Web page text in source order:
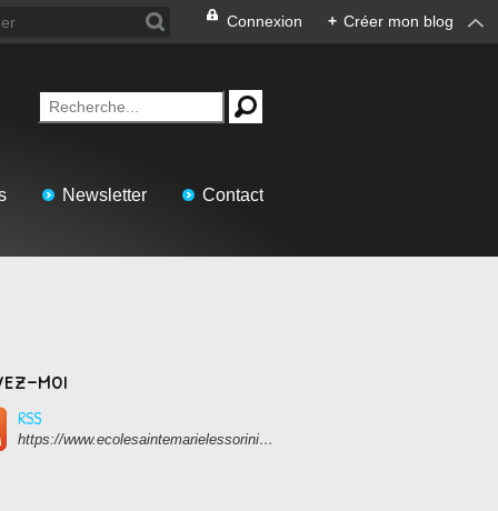
Connexion + Créer mon blog
Newsletter Contact
moi
RSS
https://www.ecolesaintemarielessorinieres.com/rss